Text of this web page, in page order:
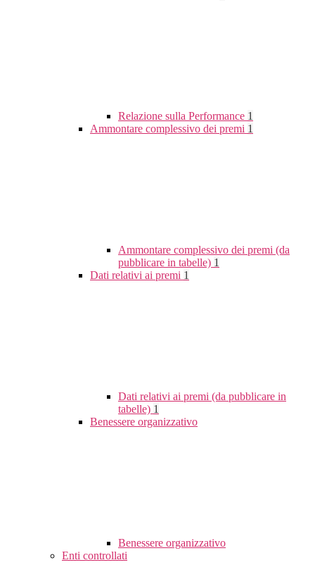
Relazione sulla Performance 1
Ammontare complessivo dei premi 1
Ammontare complessivo dei premi (da
pubblicare in tabelle) 1
Dati relativi ai premi 1
Dati relativi ai premi (da pubblicare in
tabelle) 1
Benessere organizzativo
Benessere organizzativo
Enti controllati